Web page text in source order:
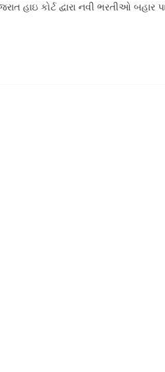
હાઇ કોર્ટ દ્વારા નવી ભરતીઓ બહાર